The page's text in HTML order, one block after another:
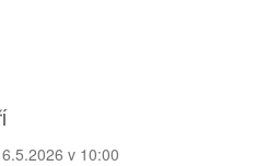
v 10:00